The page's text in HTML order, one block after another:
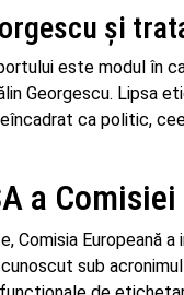
și
este modul în
Georgescu. Lipsa
ca politic,
a
Comisia Europeană
sub